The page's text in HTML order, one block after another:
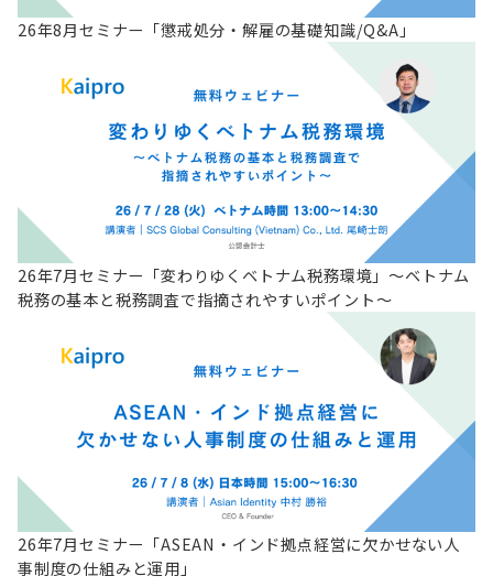
26年8月セミナー「懲戒処分・解雇の基礎知識/Q&A」
26年7月セミナー「変わりゆくベトナム税務環境」～ベトナム
税務の基本と税務調査で指摘されやすいポイント～
26年7月セミナー「ASEAN・インド拠点経営に欠かせない人
事制度の仕組みと運用」